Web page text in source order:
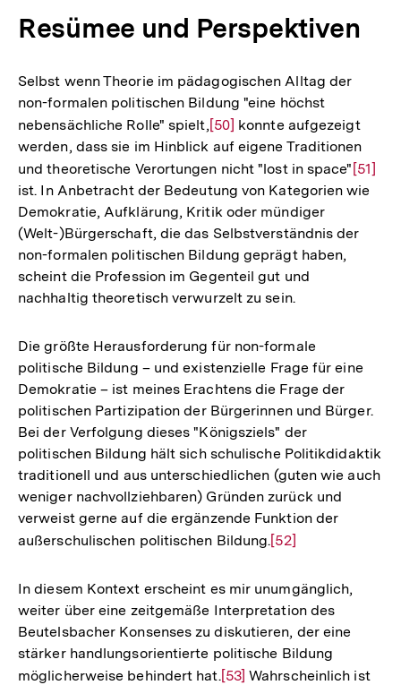
Resümee und Perspektiven
Selbst wenn Theorie im pädagogischen Alltag der
non-formalen politischen Bildung "eine höchst
nebensächliche Rolle" spielt,Zur
Auflösung
der
Fußnote
[50] konnte aufgezeigt
werden, dass sie im Hinblick auf eigene Traditionen
und theoretische Verortungen nicht "lost in space" Zur
[51]
ist. In Anbetracht der Bedeutung von Kategorien wie
Demokratie, Aufklärung, Kritik oder mündiger
(Welt-)Bürgerschaft, die das Selbstverständnis der
non-formalen politischen Bildung geprägt haben,
scheint die Profession im Gegenteil gut und
nachhaltig theoretisch verwurzelt zu sein.
Die größte Herausforderung für non-formale
politische Bildung – und existenzielle Frage für eine
Demokratie – ist meines Erachtens die Frage der
politischen Partizipation der Bürgerinnen und Bürger.
Bei der Verfolgung dieses "Königsziels" der
politischen Bildung hält sich schulische Politikdidaktik
traditionell und aus unterschiedlichen (guten wie auch
weniger nachvollziehbaren) Gründen zurück und
verweist gerne auf die ergänzende Funktion der
außerschulischen politischen Bildung.Zur
der
Fußnote
[52]
In diesem Kontext erscheint es mir unumgänglich,
weiter über eine zeitgemäße Interpretation des
Beutelsbacher Konsenses zu diskutieren, der eine
stärker handlungsorientierte politische Bildung
möglicherweise behindert hat.Zur
[53] Wahrscheinlich ist